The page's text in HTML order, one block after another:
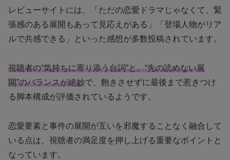
レビューサイトには、「ただの恋愛ドラマじゃなくて、緊
張感のある展開もあって見応えがある」「登場人物がリア
ルで共感できる」といった感想が多数投稿されています。
視聴者の“気持ちに寄り添う台詞”と、“先の読めない展
開”のバランスが絶妙で、飽きさせずに最後まで惹きつけ
る脚本構成が評価されているようです。
恋愛要素と事件の展開が互いを邪魔することなく融合して
いる点は、視聴者の満足度を押し上げる重要なポイントと
なっています。